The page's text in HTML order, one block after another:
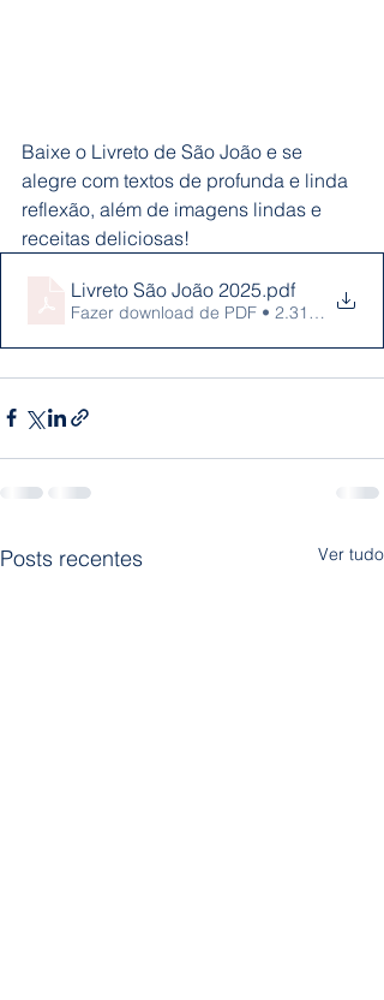
Baixe o Livreto de São João e se
alegre com textos de profunda e linda
reflexão, além de imagens lindas e
receitas deliciosas!
Livreto São João 2025.pdf
Fazer download de PDF • 2.31MB
Posts recentes Ver tudo